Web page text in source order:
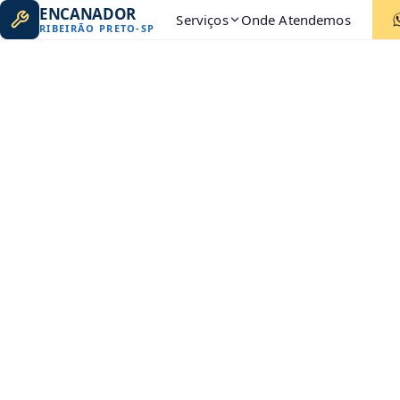
ENCANADOR
RIBEIRÃO PRETO-SP Serviços Onde Atendemos